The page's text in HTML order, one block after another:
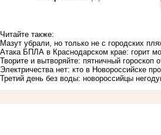
Читайте также:
Мазут убрали, но только не с городских
Атака БПЛА в Краснодарском крае: горит
Творите и вытворяйте: пятничный гороскоп
Электричества нет: кто в Новороссийске
Третий день без воды: новороссийцы